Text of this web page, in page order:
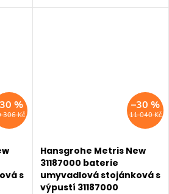
Hansgrohe. Série: Metris New.
306 Kč
%
s
11 040 Kč
–30 %
Hansgrohe Metris New
31187000 baterie
umyvadlová stojánková s
výpustí 31187000